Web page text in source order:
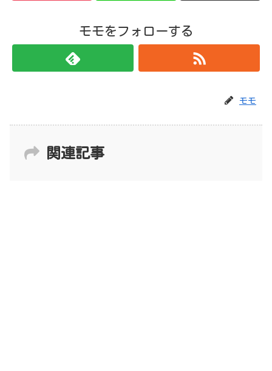
モモをフォローする
モモ
関連記事